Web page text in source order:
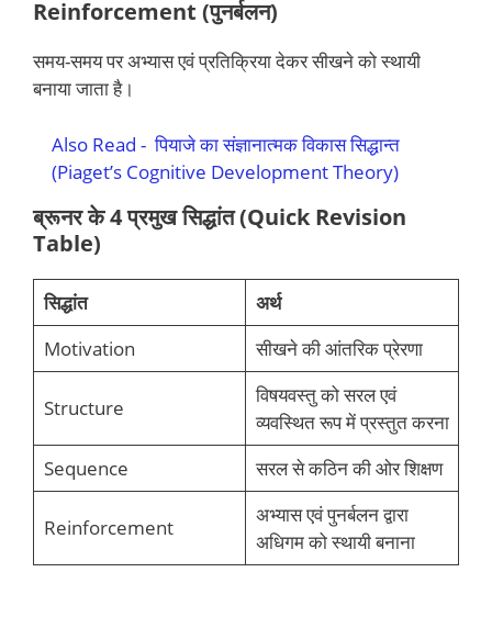
Reinforcement (पुनर्बलन)
समय-समय पर अभ्यास एवं प्रतिक्रिया देकर सीखने को स्थायी
बनाया जाता है।
Also Read - पियाजे का संज्ञानात्मक विकास सिद्धान्त
(Piaget’s Cognitive Development Theory)
ब्रूनर के 4 प्रमुख सिद्धांत (Quick Revision
Table)
सिद्धांत
अर्थ
Motivation
सीखने की आंतरिक प्रेरणा
Structure
विषयवस्तु को सरल एवं
व्यवस्थित रूप में प्रस्तुत करना
Sequence
सरल से कठिन की ओर शिक्षण
Reinforcement
अभ्यास एवं पुनर्बलन द्वारा
अधिगम को स्थायी बनाना